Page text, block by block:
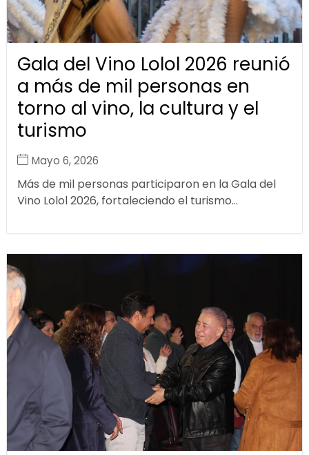
Gala del Vino Lolol 2026 reunió
a más de mil personas en
torno al vino, la cultura y el
turismo
Mayo 6, 2026
Más de mil personas participaron en la Gala del
Vino Lolol 2026, fortaleciendo el turismo...